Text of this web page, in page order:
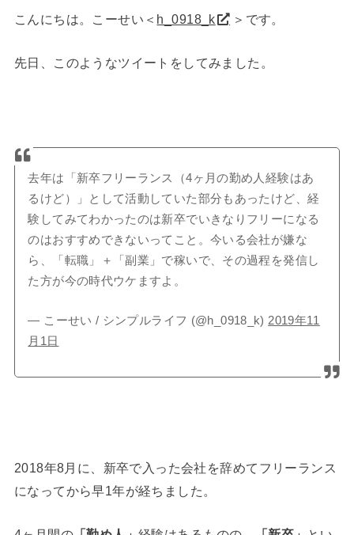
こんにちは。こーせい＜ h_0918_k ＞です。
先日、このようなツイートをしてみました。
去年は「新卒フリーランス（4ヶ月の勤め人経験はあ
るけど）」として活動していた部分もあったけど、経
験してみてわかったのは新卒でいきなりフリーになる
のはおすすめできないってこと。今いる会社が嫌な
ら、「転職」＋「副業」で稼いで、その過程を発信し
た方が今の時代ウケますよ。
— こーせい / シンプルライフ (@h_0918_k) 2019年11
月1日
2018年8月に、新卒で入った会社を辞めてフリーランス
になってから早1年が経ちました。